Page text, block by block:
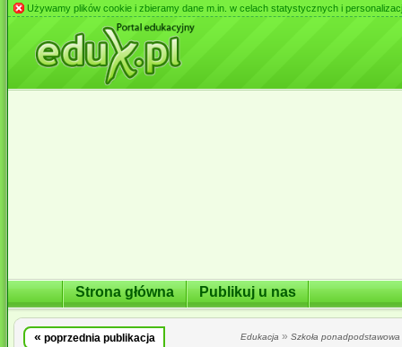
Używamy plików cookie i zbieramy dane m.in. w celach statystycznych i
Strona główna Publikuj u nas
« poprzednia publikacja Edukacja » Szkoła ponadpodstawowa